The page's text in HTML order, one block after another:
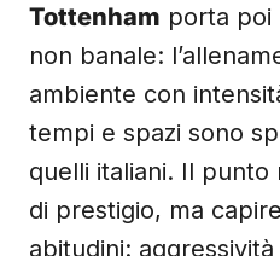
Tottenham porta poi
non banale:
ambiente con
tempi e spazi sono
quelli italiani. Il
di prestigio, ma
abitudini: